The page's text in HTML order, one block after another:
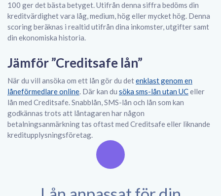
100 ger det bästa betyget. Utifrån denna siffra bedöms din
kreditvärdighet vara låg, medium, hög eller mycket hög. Denna
scoring beräknas i realtid utifrån dina inkomster, utgifter samt
din ekonomiska historia.
Jämför ”Creditsafe lån”
När du vill ansöka om ett lån gör du detenklast genom en
låneförmedlare online. Där kan du söka sms-lån utan UCeller
lån med Creditsafe. Snabblån, SMS-lån och lån som kan
godkännas trots att låntagaren har någon
betalningsanmärkning tas oftast med Creditsafe eller liknande
kreditupplysningsföretag.